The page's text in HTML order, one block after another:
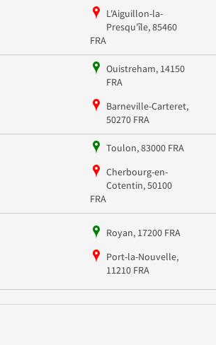
L'Aiguillon-la-
Presqu'île, 85460
FRA
Ouistreham, 14150
FRA
Barneville-Carteret,
50270 FRA
Toulon, 83000 FRA
Cherbourg-en-
Cotentin, 50100
FRA
Royan, 17200 FRA
Port-la-Nouvelle,
11210 FRA